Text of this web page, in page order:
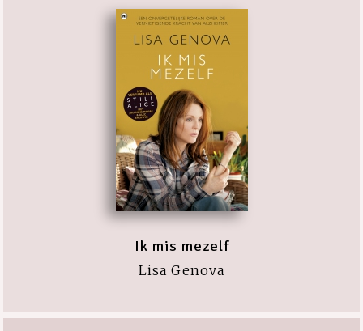
Ik mis mezelf
Lisa Genova